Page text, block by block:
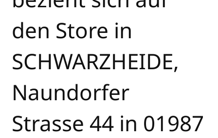
den Store in
SCHWARZHEIDE,
Naundorfer
Strasse 44 in 01987